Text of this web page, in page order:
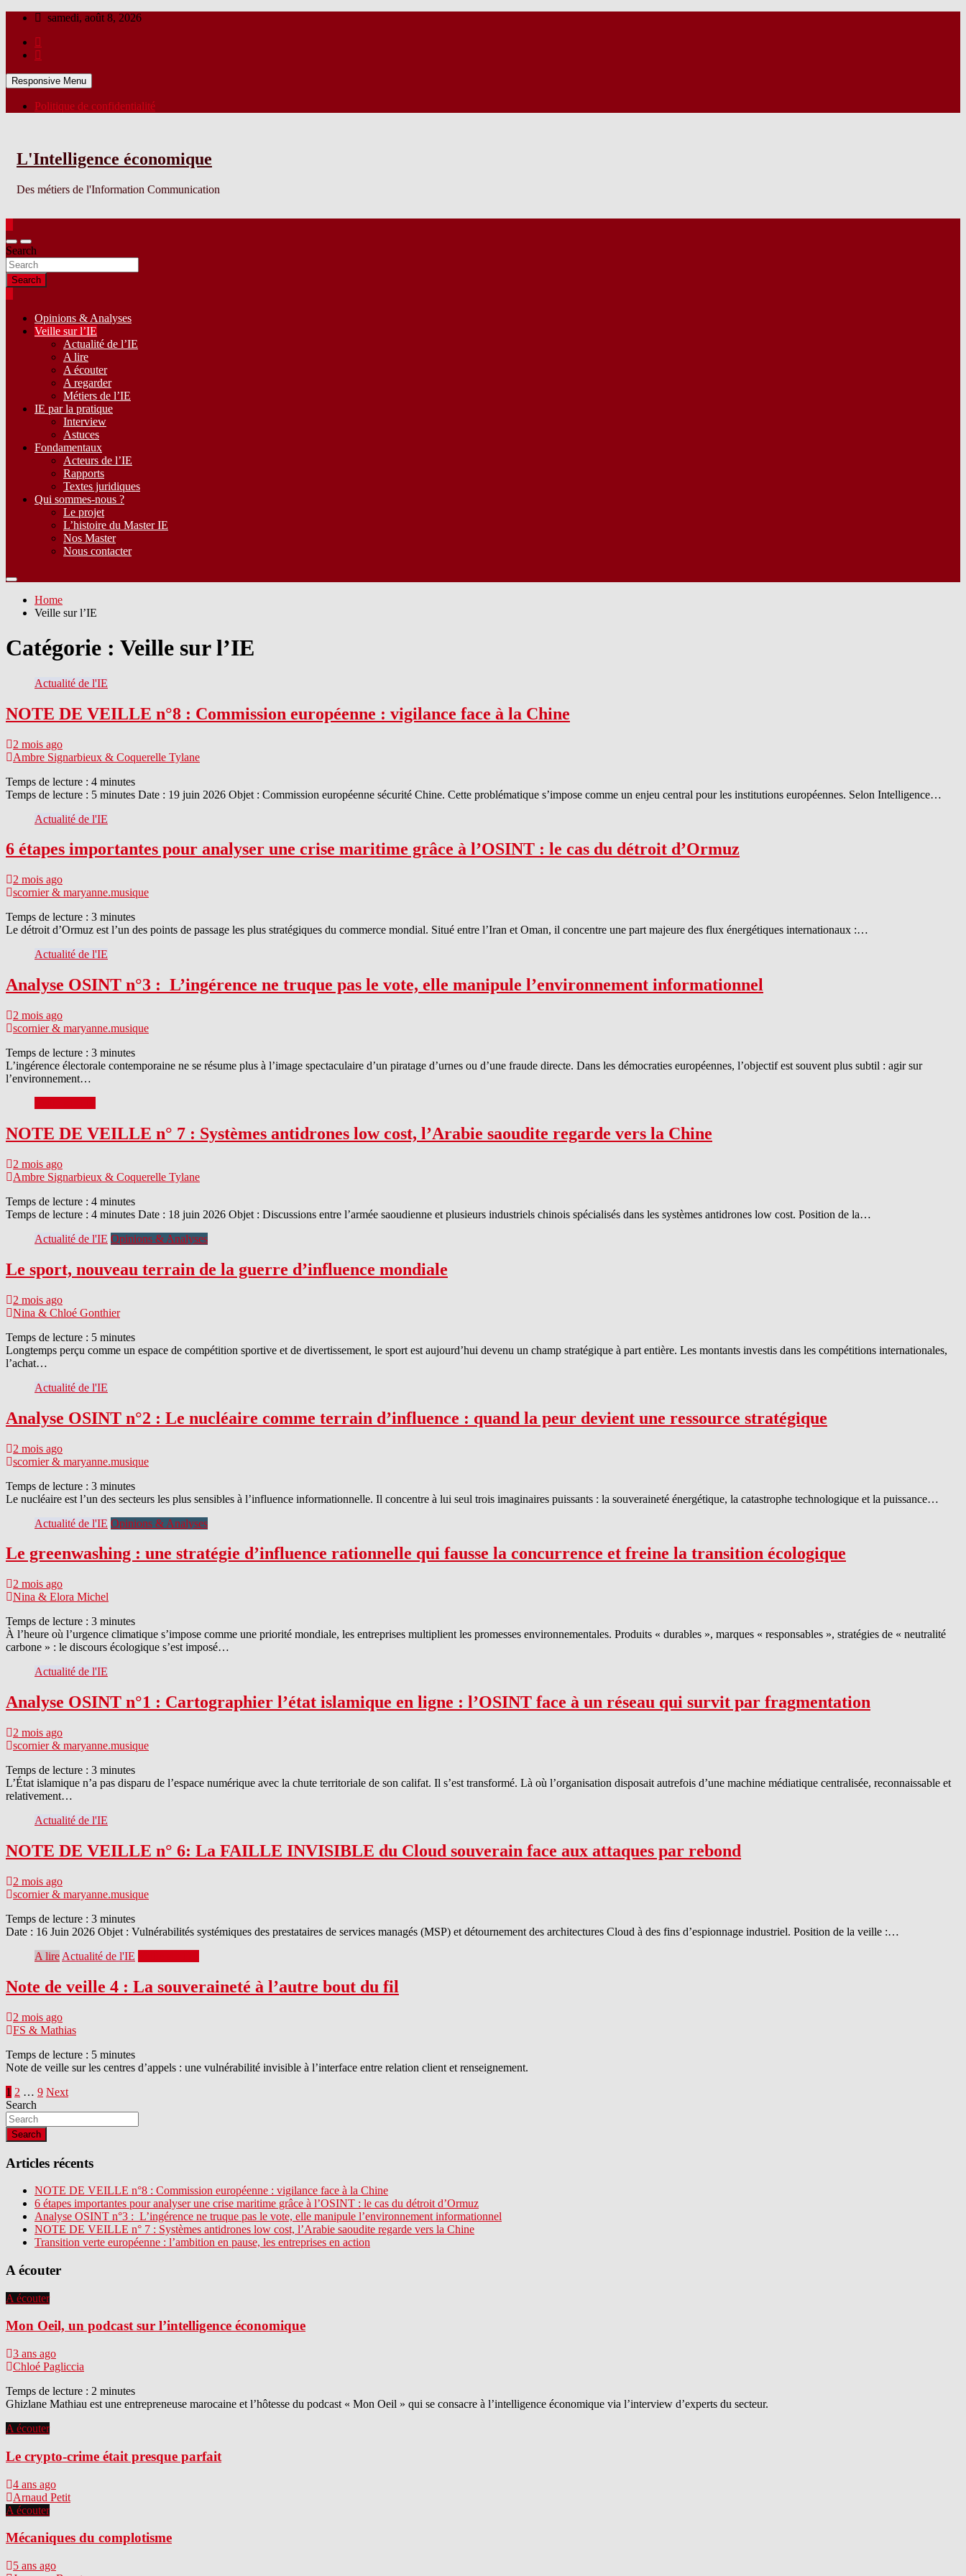
Skip
content
samedi, août 8, 2026
Responsive Menu
Politique de confidentialité
L'Intelligence économique
Des métiers de l'Information Communication
Search
Search
Opinions & Analyses
Veille sur l’IE
Actualité de l’IE
A lire
A écouter
A regarder
Métiers de l’IE
IE par la pratique
Interview
Astuces
Fondamentaux
Acteurs de l’IE
Rapports
Textes juridiques
Qui sommes-nous ?
Le projet
L’histoire du Master IE
Nos Master
Nous contacter
Home
Veille sur l’IE
Catégorie : Veille sur l’IE
Actualité de l'IE
NOTE DE VEILLE n°8 : Commission européenne : vigilance face à la Chine
2 mois ago
Ambre Signarbieux & Coquerelle Tylane
Temps de lecture : 4 minutes
Temps de lecture : 5 minutes Date : 19 juin 2026 Objet : Commission européenne sécurité Chine. Cette problématique s’impose comme un enjeu central pour les institutions européennes. Selon Intelligence…
Actualité de l'IE
6 étapes importantes pour analyser une crise maritime grâce à l’OSINT : le cas du détroit d’Ormuz
2 mois ago
scornier & maryanne.musique
Temps de lecture : 3 minutes
Le détroit d’Ormuz est l’un des points de passage les plus stratégiques du commerce mondial. Situé entre l’Iran et Oman, il concentre une part majeure des flux énergétiques internationaux :…
Actualité de l'IE
Analyse OSINT n°3 : L’ingérence ne truque pas le vote, elle manipule l’environnement informationnel
2 mois ago
scornier & maryanne.musique
Temps de lecture : 3 minutes
L’ingérence électorale contemporaine ne se résume plus à l’image spectaculaire d’un piratage d’urnes ou d’une fraude directe. Dans les démocraties européennes, l’objectif est souvent plus subtil : agir sur
l’environnement…
NOTE DE VEILLE n° 7 : Systèmes antidrones low cost, l’Arabie saoudite regarde vers la Chine
2 mois ago
Ambre Signarbieux & Coquerelle Tylane
Temps de lecture : 4 minutes
Temps de lecture : 4 minutes Date : 18 juin 2026 Objet : Discussions entre l’armée saoudienne et plusieurs industriels chinois spécialisés dans les systèmes antidrones low cost. Position de la…
Actualité de l'IE Opinions & Analyses
Le sport, nouveau terrain de la guerre d’influence mondiale
2 mois ago
Nina & Chloé Gonthier
Temps de lecture : 5 minutes
Longtemps perçu comme un espace de compétition sportive et de divertissement, le sport est aujourd’hui devenu un champ stratégique à part entière. Les montants investis dans les compétitions internationales,
l’achat…
Actualité de l'IE
Analyse OSINT n°2 : Le nucléaire comme terrain d’influence : quand la peur devient une ressource stratégique
2 mois ago
scornier & maryanne.musique
Temps de lecture : 3 minutes
Le nucléaire est l’un des secteurs les plus sensibles à l’influence informationnelle. Il concentre à lui seul trois imaginaires puissants : la souveraineté énergétique, la catastrophe technologique et la puissance…
Actualité de l'IE Opinions & Analyses
Le greenwashing : une stratégie d’influence rationnelle qui fausse la concurrence et freine la transition écologique
2 mois ago
Nina & Elora Michel
Temps de lecture : 3 minutes
À l’heure où l’urgence climatique s’impose comme une priorité mondiale, les entreprises multiplient les promesses environnementales. Produits « durables », marques « responsables », stratégies de « neutralité
carbone » : le discours écologique s’est imposé…
Actualité de l'IE
Analyse OSINT n°1 : Cartographier l’état islamique en ligne : l’OSINT face à un réseau qui survit par fragmentation
2 mois ago
scornier & maryanne.musique
Temps de lecture : 3 minutes
L’État islamique n’a pas disparu de l’espace numérique avec la chute territoriale de son califat. Il s’est transformé. Là où l’organisation disposait autrefois d’une machine médiatique centralisée, reconnaissable et
relativement…
Actualité de l'IE
NOTE DE VEILLE n° 6: La FAILLE INVISIBLE du Cloud souverain face aux attaques par rebond
2 mois ago
scornier & maryanne.musique
Temps de lecture : 3 minutes
Date : 16 Juin 2026 Objet : Vulnérabilités systémiques des prestataires de services managés (MSP) et détournement des architectures Cloud à des fins d’espionnage industriel. Position de la veille :…
A lire Actualité de l'IE
Note de veille 4 : La souveraineté à l’autre bout du fil
2 mois ago
FS & Mathias
Temps de lecture : 5 minutes
Note de veille sur les centres d’appels : une vulnérabilité invisible à l’interface entre relation client et renseignement.
Pagination
des
publications
1 2 … 9 Next
Search
Search
Articles récents
NOTE DE VEILLE n°8 : Commission européenne : vigilance face à la Chine
6 étapes importantes pour analyser une crise maritime grâce à l’OSINT : le cas du détroit d’Ormuz
Analyse OSINT n°3 : L’ingérence ne truque pas le vote, elle manipule l’environnement informationnel
NOTE DE VEILLE n° 7 : Systèmes antidrones low cost, l’Arabie saoudite regarde vers la Chine
Transition verte européenne : l’ambition en pause, les entreprises en action
A écouter
A écouter
Mon Oeil, un podcast sur l’intelligence économique
3 ans ago
Chloé Pagliccia
Temps de lecture : 2 minutes
Ghizlane Mathiau est une entrepreneuse marocaine et l’hôtesse du podcast « Mon Oeil » qui se consacre à l’intelligence économique via l’interview d’experts du secteur.
A écouter
Le crypto-crime était presque parfait
4 ans ago
Arnaud Petit
A écouter
Mécaniques du complotisme
5 ans ago